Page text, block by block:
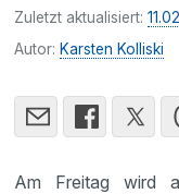
Zuletzt aktualisiert:
Autor: Karsten Kolliski
Am Freitag wird